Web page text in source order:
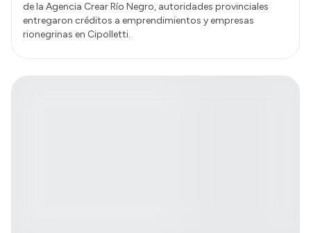
de la Agencia Crear Río Negro, autoridades provinciales
entregaron créditos a emprendimientos y empresas
rionegrinas en Cipolletti.